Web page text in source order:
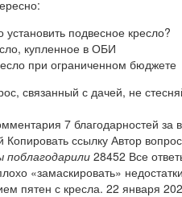
установить подвесное кресло?
купленное в ОБИ
при ограниченном бюджете
связанный с дачей, не
7 благодарностей за
Копировать ссылку Автор
поблагодарили 28452 Все
«замаскировать»
пятен с кресла. 22 января